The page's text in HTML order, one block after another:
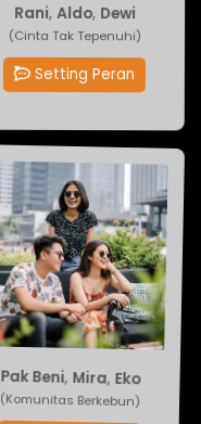
Rani,Aldo,Dewi
(Cinta Tak Tepenuhi)
Setting Peran
Pak Beni, Mira, Eko
(Komunitas Berkebun)